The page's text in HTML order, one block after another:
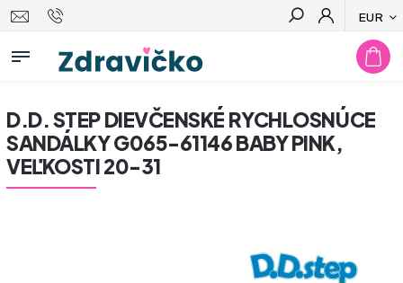
EUR
Hľadať
D.D. STEP DIEVČENSKÉ RYCHLOSNÚCE
SANDÁLKY G065-61146 BABY PINK,
VEĽKOSTI 20-31